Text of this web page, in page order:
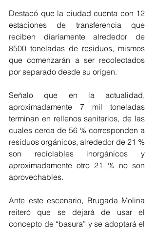
Destacó que la ciudad cuenta con 12
estaciones de transferencia que
reciben diariamente alrededor de
8500 toneladas de residuos, mismos
que comenzarán a ser recolectados
por separado desde su origen.
Señalo que en la actualidad,
aproximadamente 7 mil toneladas
terminan en rellenos sanitarios, de las
cuales cerca de 56 % corresponden a
residuos orgánicos, alrededor de 21 %
son reciclables inorgánicos y
aproximadamente otro 21 % no son
aprovechables.
Ante este escenario, Brugada Molina
reiteró que se dejará de usar el
concepto de “basura” y se adoptará el